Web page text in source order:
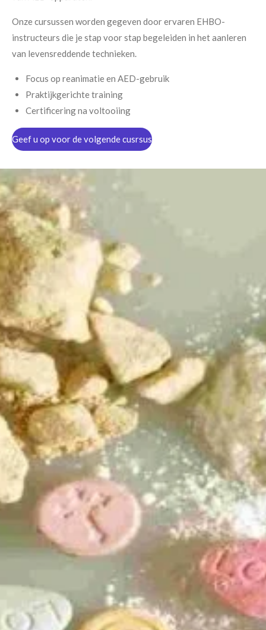
Onze cursussen worden gegeven door ervaren EHBO-
instructeurs die je stap voor stap begeleiden in het aanleren
van levensreddende technieken.
Focus op reanimatie en AED-gebruik
Praktijkgerichte training
Certificering na voltooiing
Geef u op voor de volgende cusrsus